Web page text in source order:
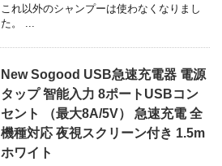
これ以外のシャンプーは使わなくなりまし
た。 ...
New Sogood USB急速充電器 電源
タップ 智能入力 8ポートUSBコン
セント （最大8A/5V） 急速充電 全
機種対応 夜視スクリーン付き 1.5m
ホワイト